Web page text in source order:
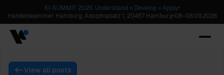
KI-SUMMIT 2026. Understand » Develop » Apply•
Handelskammer Hamburg, Adolphsplatz 1, 20457 Hamburg•08–08.09.2026
View all posts